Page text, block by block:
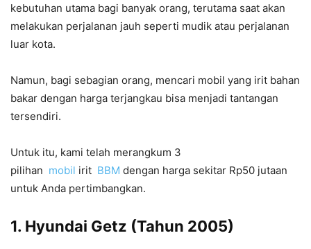
kebutuhan utama bagi banyak orang, terutama saat akan
melakukan perjalanan jauh seperti mudik atau perjalanan
luar kota.
Namun, bagi sebagian orang, mencari mobil yang irit bahan
bakar dengan harga terjangkau bisa menjadi tantangan
tersendiri.
Untuk itu, kami telah merangkum 3
pilihan mobil irit BBM dengan harga sekitar Rp50 jutaan
untuk Anda pertimbangkan.
1. Hyundai Getz (Tahun 2005)